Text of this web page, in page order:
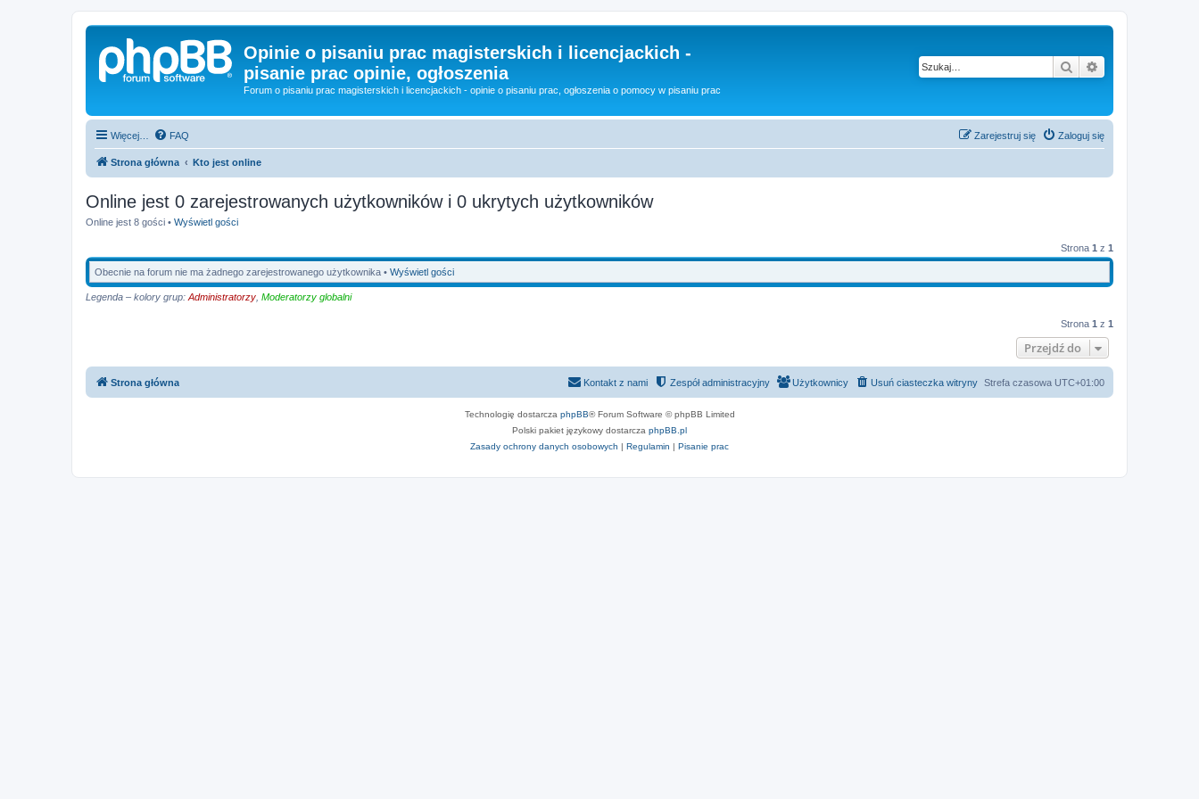
Opinie o pisaniu prac magisterskich i licencjackich -
pisanie prac opinie, ogłoszenia
Forum o pisaniu prac magisterskich i licencjackich - opinie o pisaniu prac, ogłoszenia o pomocy w pisaniu prac
Szukaj
Więcej… FAQ Zaloguj się
Zarejestruj się
Strona główna Kto jest online
Online jest 0 zarejestrowanych użytkowników i 0 ukrytych użytkowników
Online jest 8 gości • Wyświetl gości
Strona 1 z 1
Obecnie na forum nie ma żadnego zarejestrowanego użytkownika • Wyświetl gości
Legenda – kolory grup: Administratorzy Moderatorzy globalni
Strona 1 z 1
Przejdź do
Strona główna Strefa czasowa UTC+01:00
Usuń ciasteczka witryny
Użytkownicy
Zespół administracyjny
Kontakt z nami
Technologię dostarcza phpBB® Forum Software © phpBB Limited
Polski pakiet językowy dostarcza phpBB.pl
Zasady ochrony danych osobowych | Regulamin | Pisanie prac